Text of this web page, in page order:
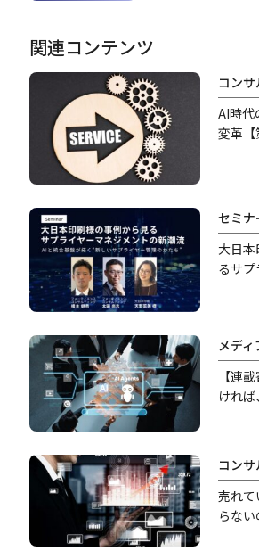
関連コンテンツ
コン
AI時代
変革【
セミナ
大日本
るサ
メディ
【連
けれ
コン
売れて
らない